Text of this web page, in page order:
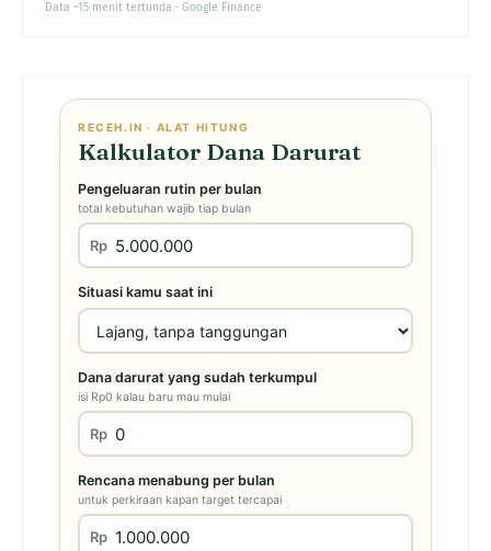
Data ~15 menit tertunda · Google Finance
RECEH.IN · ALAT HITUNG
Kalkulator Dana Darurat
Pengeluaran rutin per bulan
total kebutuhan wajib tiap bulan
Rp
Situasi kamu saat ini
Dana darurat yang sudah terkumpul
isi Rp0 kalau baru mau mulai
Rp
Rencana menabung per bulan
untuk perkiraan kapan target tercapai
Rp